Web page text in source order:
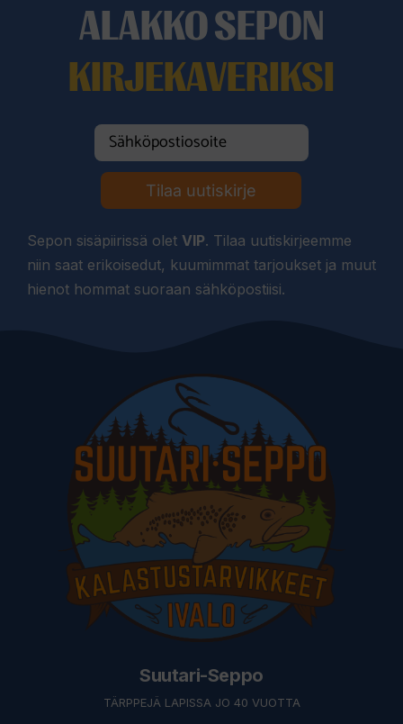
ALAKKO SEPON
KIRJEKAVERIKSI
Tilaa uutiskirje
Sepon sisäpiirissä olet VIP. Tilaa uutiskirjeemme
niin saat erikoisedut, kuumimmat tarjoukset ja muut
hienot hommat suoraan sähköpostiisi.
Suutari-Seppo
TÄRPPEJÄ LAPISSA JO 40 VUOTTA